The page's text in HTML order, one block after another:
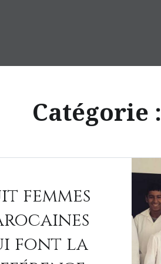
Catégorie :
femmes
font la